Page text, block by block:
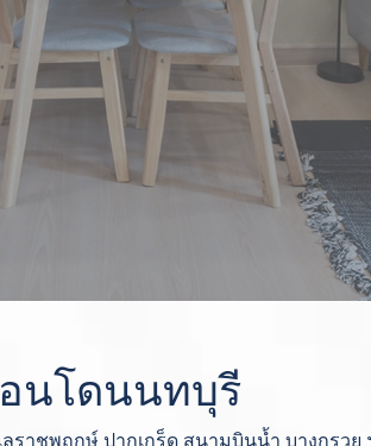
นโดนนทบุรี
ราชพฤกษ์ ปากเกร็ด สนามบินน้ำ บางกรวย